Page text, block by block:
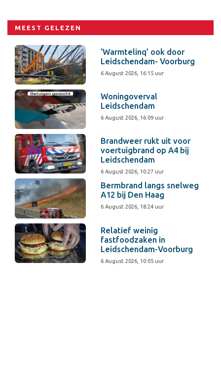
MEEST GELEZEN
‘Warmtelinq’ ook door
Leidschendam- Voorburg
6 August 2026, 16:15 uur
Woningoverval
Leidschendam
6 August 2026, 16:09 uur
Brandweer rukt uit voor
voertuigbrand op A4 bij
Leidschendam
6 August 2026, 10:27 uur
Bermbrand langs snelweg
A12 bij Den Haag
6 August 2026, 18:24 uur
Relatief weinig
fastfoodzaken in
Leidschendam-Voorburg
6 August 2026, 10:05 uur